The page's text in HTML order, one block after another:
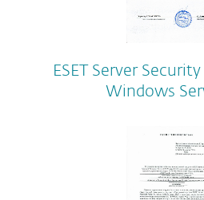
ESET Server
Windows